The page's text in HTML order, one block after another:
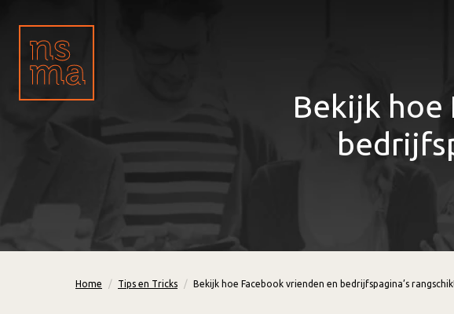
Bekijk hoe
Home Tips en Tricks Bekijk hoe Facebook vrienden en bedrijfspagina’s